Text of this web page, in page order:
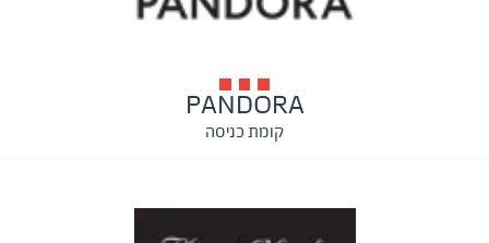
PANDORA
קומת כניסה